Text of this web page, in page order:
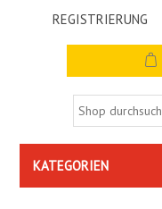
REGISTRIERUNG
KATEGORIEN